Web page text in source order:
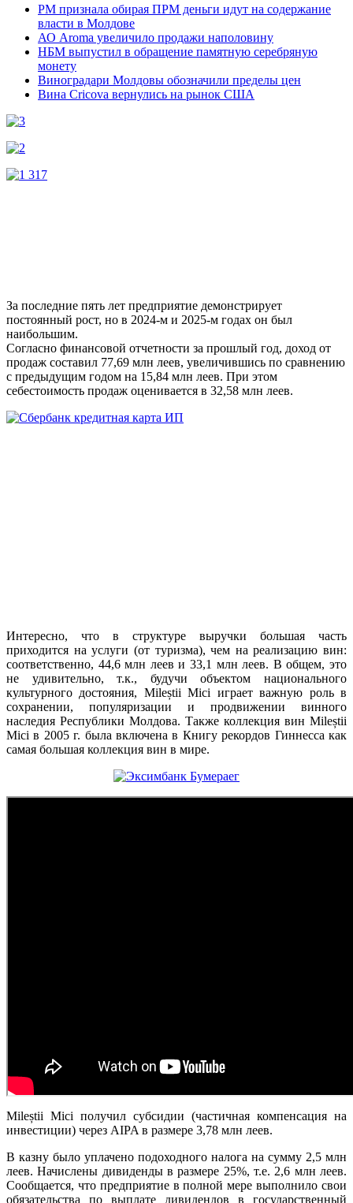
PM признала обирая ПРМ деньги идут на содержание
власти в Молдове
АО Aroma увеличило продажи наполовину
НБМ выпустил в обращение памятную серебряную
монету
Виноградари Молдовы обозначили пределы цен
Вина Cricova вернулись на рынок США
За последние пять лет предприятие демонстрирует
постоянный рост, но в 2024-м и 2025-м годах он был
наибольшим.
Согласно финансовой отчетности за прошлый год, доход от
продаж составил 77,69 млн леев, увеличившись по сравнению
с предыдущим годом на 15,84 млн леев. При этом
себестоимость продаж оценивается в 32,58 млн леев.
Интересно, что в структуре выручки большая часть
приходится на услуги (от туризма), чем на реализацию вин:
соответственно, 44,6 млн леев и 33,1 млн леев. В общем, это
не удивительно, т.к., будучи объектом национального
культурного достояния, Mileștii Mici играет важную роль в
сохранении, популяризации и продвижении винного
наследия Республики Молдова. Также коллекция вин Mileștii
Mici в 2005 г. была включена в Книгу рекордов Гиннесса как
самая большая коллекция вин в мире.
Mileștii Mici получил субсидии (частичная компенсация на
инвестиции) через AIPA в размере 3,78 млн леев.
В казну было уплачено подоходного налога на сумму 2,5 млн
леев. Начислены дивиденды в размере 25%, т.е. 2,6 млн леев.
Сообщается, что предприятие в полной мере выполнило свои
обязательства по выплате дивидендов в государственный